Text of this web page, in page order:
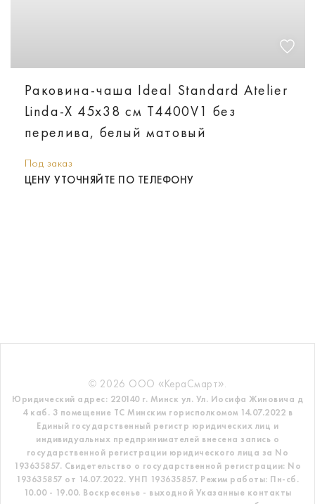
Раковина-чаша Ideal Standard Atelier
Linda-X 45x38 см T4400V1 без
перелива, белый матовый
Под заказ
ЦЕНУ УТОЧНЯЙТЕ ПО ТЕЛЕФОНУ
© 2026 ООО «КераСмарт».
Юридический адрес: 220140 г. Минск ул. Ул. Иосифа Жиновича д
4 каб. 3 помещение ТС Минским горисполкомом 14.07.2022 в
Единый государственный регистр юридических лиц и
индивидуальных предпринимателей внесена запись о
государственной регистрации юридического лица за No
193635857. Свидетельство о государственной регистрации: No
193635857 от 14.07.2022. УНП 193635857. Режим работы: Пн-сб.
10.00 - 19.00. Воскресенье - выходной Указанные контакты